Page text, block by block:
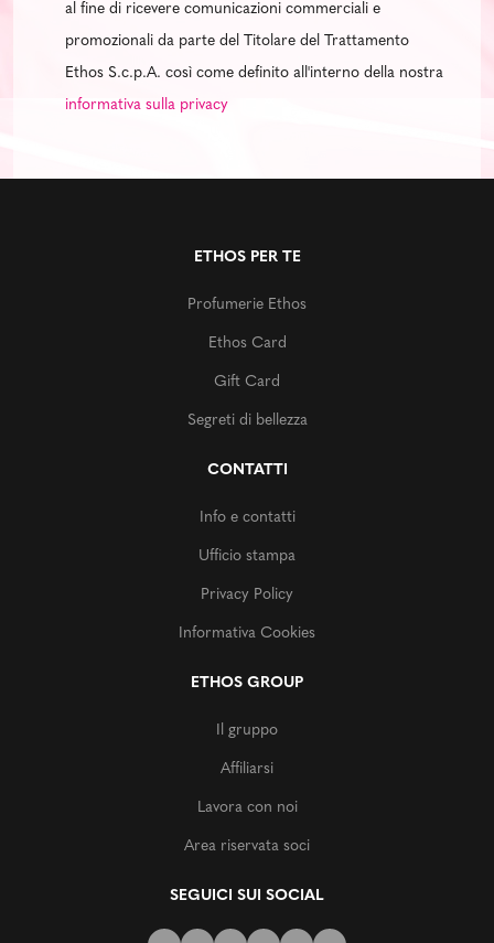
al fine di ricevere comunicazioni commerciali e
promozionali da parte del Titolare del Trattamento
Ethos S.c.p.A. così come definito all'interno della nostra
informativa sulla privacy
ETHOS PER TE
Profumerie Ethos
Ethos Card
Gift Card
Segreti di bellezza
CONTATTI
Info e contatti
Ufficio stampa
Privacy Policy
Informativa Cookies
ETHOS GROUP
Il gruppo
Affiliarsi
Lavora con noi
Area riservata soci
SEGUICI SUI SOCIAL